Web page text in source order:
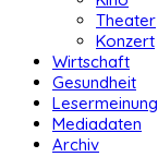
Theater
Konzert
Wirtschaft
Gesundheit
Lesermeinung
Mediadaten
Archiv